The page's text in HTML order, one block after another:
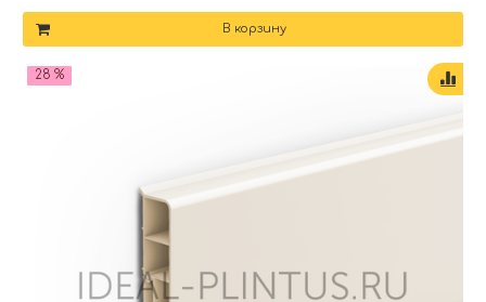
В корзину
28 %